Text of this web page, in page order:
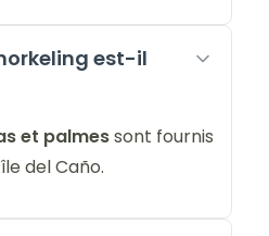
est-il
et palmessont fournis
del Caño.